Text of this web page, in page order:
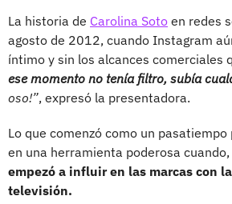
La historia de Carolina Soto en redes
agosto de 2012, cuando Instagram
íntimo y sin los alcances comerciales
ese momento no tenía filtro, subía
oso!”, expresó la presentadora.
Lo que comenzó como un
en una herramienta poderosa
empezó a influir en las marcas con
televisión.